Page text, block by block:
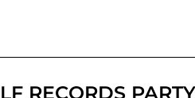
RECORDS PARTY